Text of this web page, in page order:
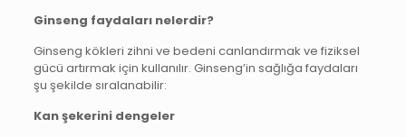
Ginseng faydaları nelerdir?
Ginseng kökleri zihni ve bedeni canlandırmak ve fiziksel
gücü artırmak için kullanılır. Ginseng’in sağlığa faydaları
şu şekilde sıralanabilir:
Kan şekerini dengeler